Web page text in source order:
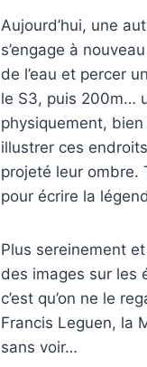
Aujourd’hui, une
s’engage à
de l’eau et percer
le S3, puis 200m…
physiquement,
illustrer ces
projeté leur ombre.
pour écrire la
Plus sereinement
des images sur les
c’est qu’on ne le
Francis Leguen, la
sans voir…